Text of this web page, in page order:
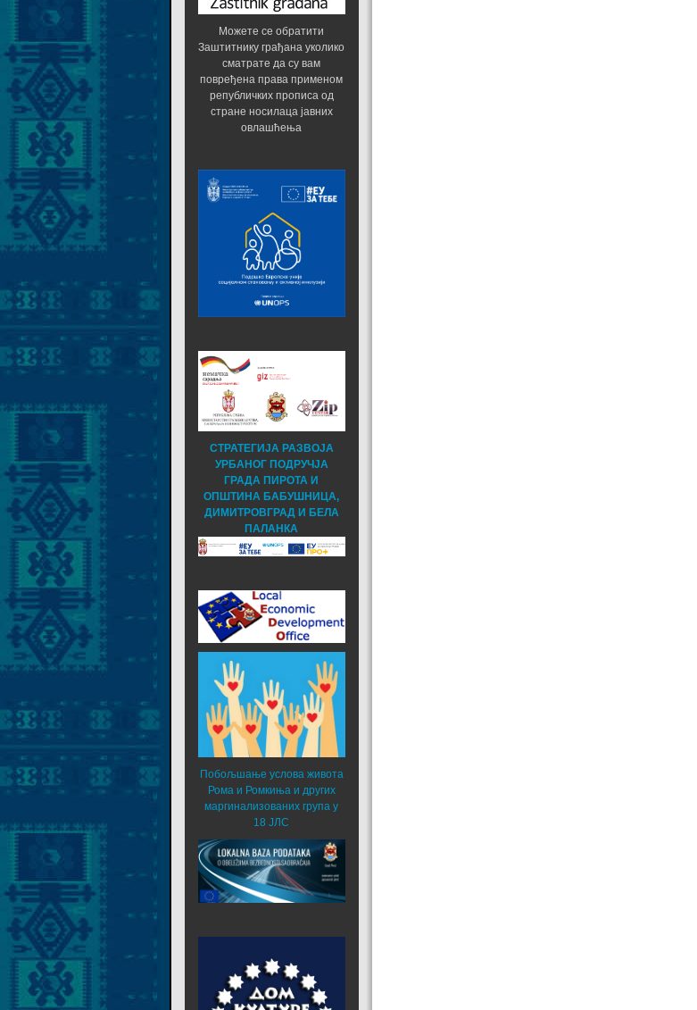
Можете се обратити
Заштитнику грађана уколико
сматрате да су вам
повређена права применом
републичких прописа од
стране носилаца јавних
овлашћења
СТРАТЕГИЈА РАЗВОЈА
УРБАНОГ ПОДРУЧЈА
ГРАДА ПИРОТА И
ОПШТИНА БАБУШНИЦА,
ДИМИТРОВГРАД И БЕЛА
ПАЛАНКА
Побољшање услова живота
Рома и Ромкиња и других
маргинализованих група у
18 ЈЛС